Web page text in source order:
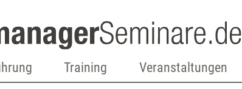
Training Veranstaltungen